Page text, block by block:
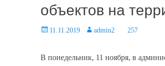
объектов на
Posted11.11.2019 Author
admin2 257
В понедельник, 11 ноября, в